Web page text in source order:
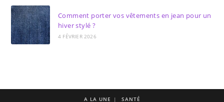
Comment porter vos vêtements en jean pour un
hiver stylé ?
4 FÉVRIER 2026
A LA UNE SANTÉ